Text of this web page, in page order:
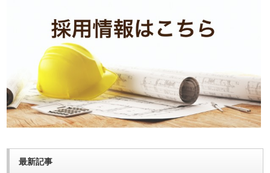
最新記事